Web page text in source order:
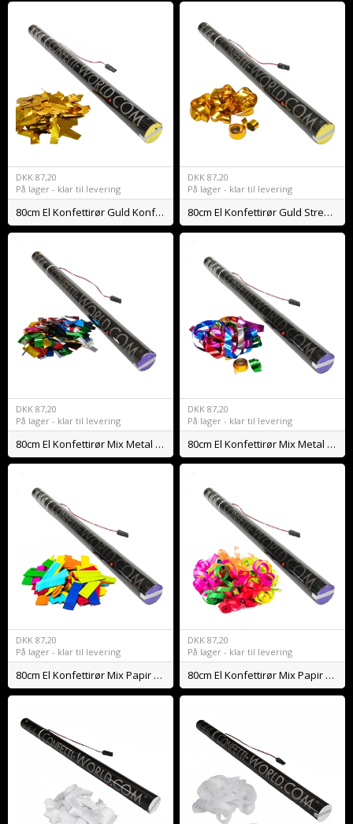
DKK 87,20
På lager - klar til levering
80cm El Konfettirør Guld Konfetti
DKK 87,20
På lager - klar til levering
80cm El Konfettirør Guld Streamers
DKK 87,20
På lager - klar til levering
80cm El Konfettirør Mix Metal Konfetti
DKK 87,20
På lager - klar til levering
80cm El Konfettirør Mix Metal Streamers
DKK 87,20
På lager - klar til levering
80cm El Konfettirør Mix Papir Konfetti BIO
DKK 87,20
På lager - klar til levering
80cm El Konfettirør Mix Papir Streamers BIO